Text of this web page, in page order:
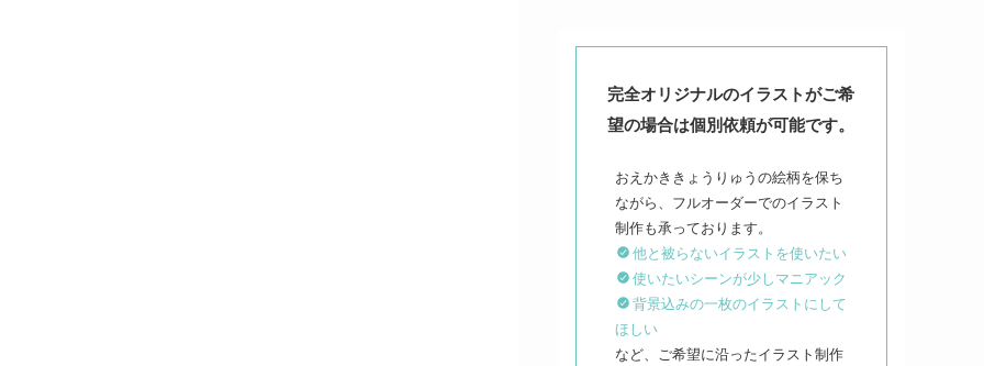
完全オリジナルのイラストがご希
望の場合は個別依頼が可能です。
おえかききょうりゅうの絵柄を保ち
ながら、フルオーダーでのイラスト
他と被らないイラストを使いたい
使いたいシーンが少しマニアック
背景込みの一枚のイラストにして
ほしい
など、ご希望に沿ったイラスト制作